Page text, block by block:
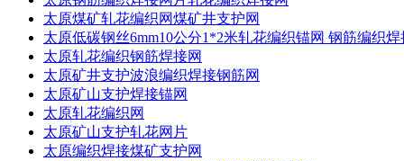
太原煤矿轧花编织网煤矿井支护网
太原低碳钢丝6mm10公分1*2米轧花编织锚网 钢筋编织
太原轧花编织钢筋焊接网
太原矿井支护波浪编织焊接钢筋网
太原矿山支护焊接锚网
太原轧花编织网
太原矿山支护轧花网片
太原编织焊接煤矿支护网